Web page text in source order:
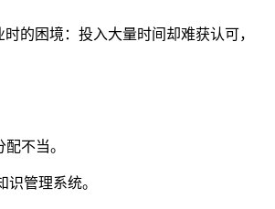
的困境：投入大量时间却难获认可，
不当。
管理系统。